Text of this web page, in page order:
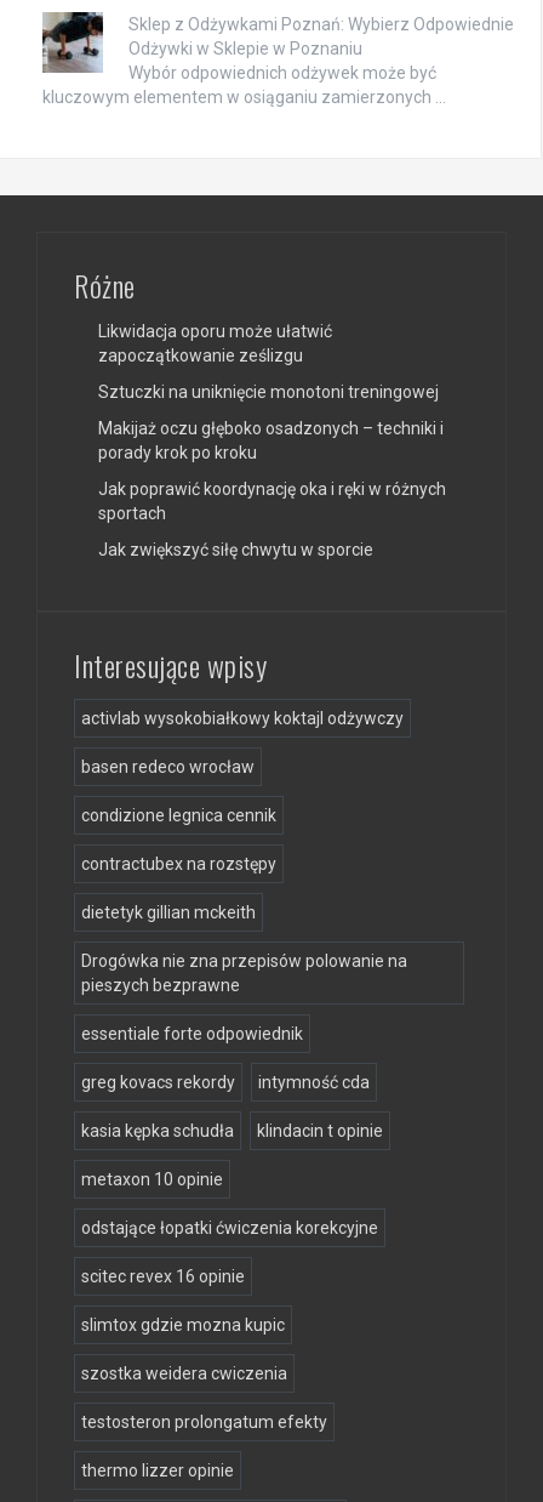
Sklep z Odżywkami Poznań: Wybierz Odpowiednie
Odżywki w Sklepie w Poznaniu
Wybór odpowiednich odżywek może być
kluczowym elementem w osiąganiu zamierzonych …
Różne
Likwidacja oporu może ułatwić
zapoczątkowanie ześlizgu
Sztuczki na uniknięcie monotoni treningowej
Makijaż oczu głęboko osadzonych – techniki i
porady krok po kroku
Jak poprawić koordynację oka i ręki w różnych
sportach
Jak zwiększyć siłę chwytu w sporcie
Interesujące wpisy
activlab wysokobiałkowy koktajl odżywczy
basen redeco wrocław
condizione legnica cennik
contractubex na rozstępy
dietetyk gillian mckeith
Drogówka nie zna przepisów polowanie na
pieszych bezprawne
essentiale forte odpowiednik
greg kovacs rekordy intymność cda
kasia kępka schudła klindacin t opinie
metaxon 10 opinie
odstające łopatki ćwiczenia korekcyjne
scitec revex 16 opinie
slimtox gdzie mozna kupic
szostka weidera cwiczenia
testosteron prolongatum efekty
thermo lizzer opinie